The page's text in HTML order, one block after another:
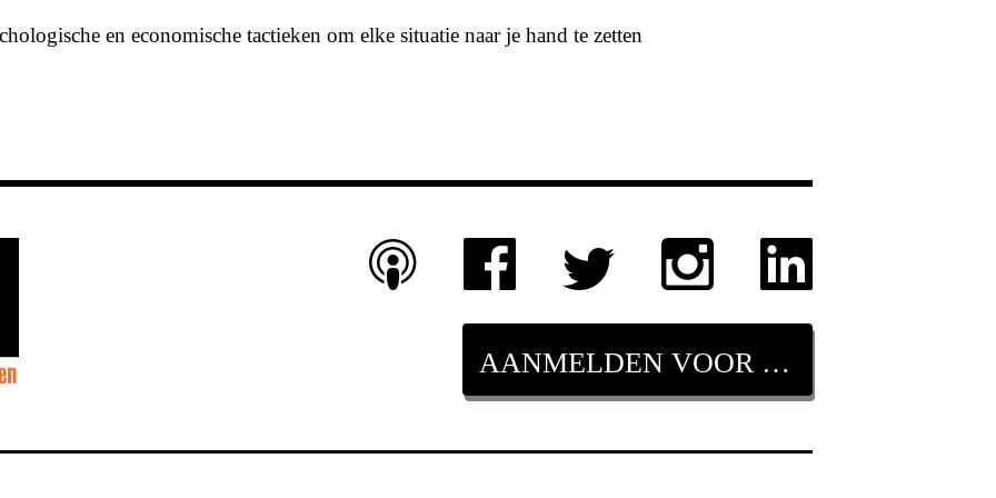
en economische tactieken om elke situatie naar je hand te zetten
AANMELDEN VOOR NIEUWSBRIEF